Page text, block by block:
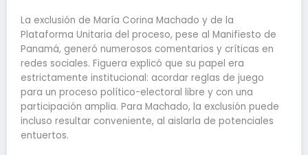
La exclusión de María Corina Machado y de la
Plataforma Unitaria del proceso, pese al Manifiesto de
Panamá, generó numerosos comentarios y críticas en
redes sociales. Figuera explicó que su papel era
estrictamente institucional: acordar reglas de juego
para un proceso político-electoral libre y con una
participación amplia. Para Machado, la exclusión puede
incluso resultar conveniente, al aislarla de potenciales
entuertos.